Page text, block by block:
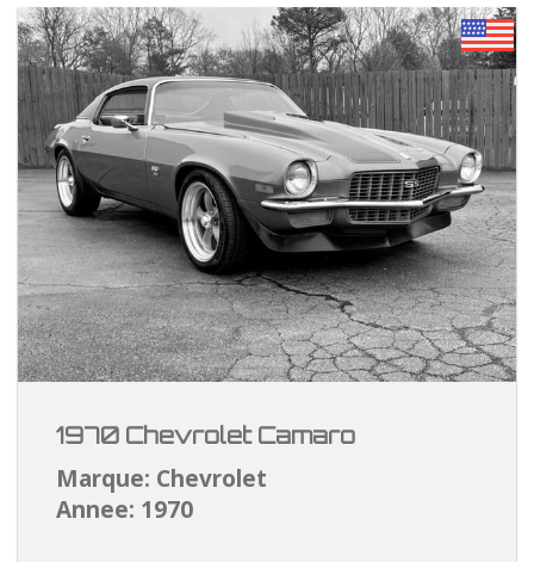
1970 Chevrolet Camaro
Marque: Chevrolet
Annee: 1970